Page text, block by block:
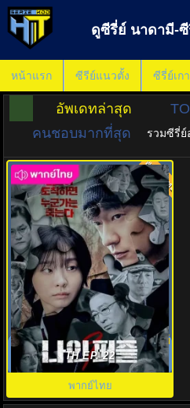
ดูซีรี่ย์ นาดามี-
หน้าแรก ซีรีย์แนวตั้ง ซีรี่ย์เก
อัพเดทล่าสุด
คนชอบมากที่สุด
รวมซีรี่ย์
ดูซีรี่ย์ Nine Puzzles (2025) พากย์
ไทย EP.1-11 (จบ)
8.0 พากย์ไทย
TH EP. 22
พากย์ไทย